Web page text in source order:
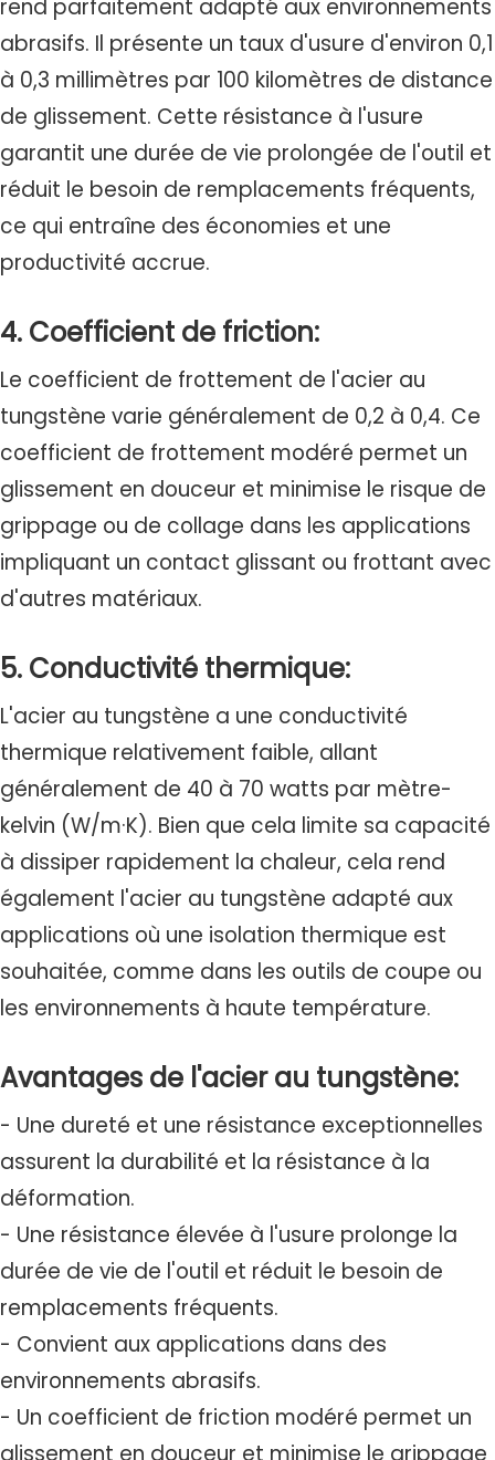
rend parfaitement adapté aux environnements
abrasifs. Il présente un taux d'usure d'environ 0,1
à 0,3 millimètres par 100 kilomètres de distance
de glissement. Cette résistance à l'usure
garantit une durée de vie prolongée de l'outil et
réduit le besoin de remplacements fréquents,
ce qui entraîne des économies et une
productivité accrue.
4. Coefficient de friction:
Le coefficient de frottement de l'acier au
tungstène varie généralement de 0,2 à 0,4. Ce
coefficient de frottement modéré permet un
glissement en douceur et minimise le risque de
grippage ou de collage dans les applications
impliquant un contact glissant ou frottant avec
d'autres matériaux.
5. Conductivité thermique:
L'acier au tungstène a une conductivité
thermique relativement faible, allant
généralement de 40 à 70 watts par mètre-
kelvin (W/m·K). Bien que cela limite sa capacité
à dissiper rapidement la chaleur, cela rend
également l'acier au tungstène adapté aux
applications où une isolation thermique est
souhaitée, comme dans les outils de coupe ou
les environnements à haute température.
Avantages de l'acier au tungstène:
- Une dureté et une résistance exceptionnelles
assurent la durabilité et la résistance à la
déformation.
- Une résistance élevée à l'usure prolonge la
durée de vie de l'outil et réduit le besoin de
remplacements fréquents.
- Convient aux applications dans des
environnements abrasifs.
- Un coefficient de friction modéré permet un
glissement en douceur et minimise le grippage